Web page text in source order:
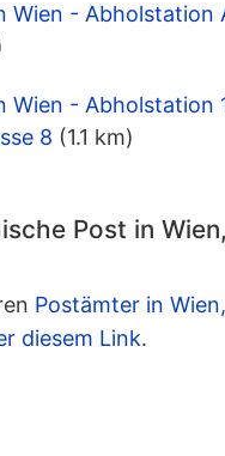
Wien - Abholstation
Wien - Abholstation
8 (1.1 km)
Post in Wien,
Postämter in Wien,
diesem Link.